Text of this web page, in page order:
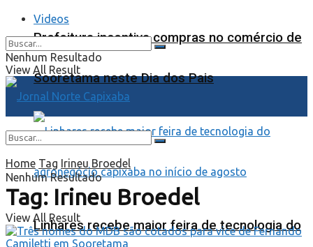
Prefeitura incentiva compras no comércio de
Sooretama neste Dia dos Pais
Linhares recebe maior feira de tecnologia do
Videos
Nenhum Resultado
View All Result
Nenhum Resultado
View All Result
Home Tag Irineu Broedel
Tag: Irineu Broedel